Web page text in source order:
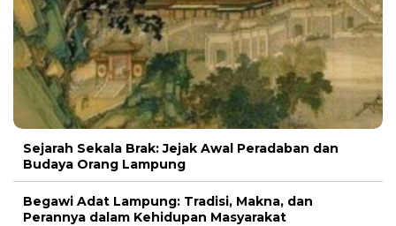
Sejarah Sekala Brak: Jejak Awal Peradaban dan
Budaya Orang Lampung
Begawi Adat Lampung: Tradisi, Makna, dan
Perannya dalam Kehidupan Masyarakat